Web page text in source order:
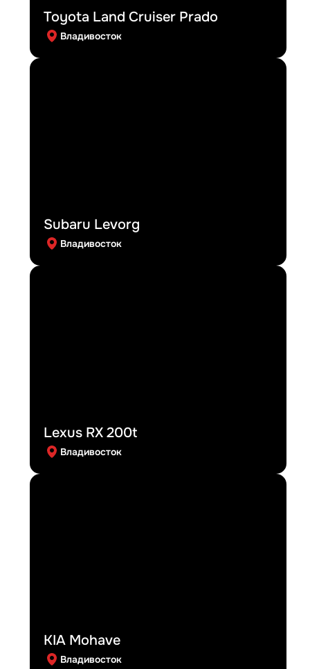
Toyota Land Cruiser Prado
Владивосток
Subaru Levorg
Владивосток
Lexus RX 200t
Владивосток
KIA Mohave
Владивосток